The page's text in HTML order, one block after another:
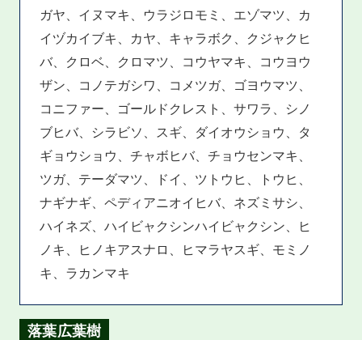
ガヤ、イヌマキ、ウラジロモミ、エゾマツ、カ
イヅカイブキ、カヤ、キャラボク、クジャクヒ
バ、クロベ、クロマツ、コウヤマキ、コウヨウ
ザン、コノテガシワ、コメツガ、ゴヨウマツ、
コニファー、ゴールドクレスト、サワラ、シノ
ブヒバ、シラビソ、スギ、ダイオウショウ、タ
ギョウショウ、チャボヒバ、チョウセンマキ、
ツガ、テーダマツ、ドイ、ツトウヒ、トウヒ、
ナギナギ、ペディアニオイヒバ、ネズミサシ、
ハイネズ、ハイビャクシンハイビャクシン、ヒ
ノキ、ヒノキアスナロ、ヒマラヤスギ、モミノ
キ、ラカンマキ
落葉広葉樹